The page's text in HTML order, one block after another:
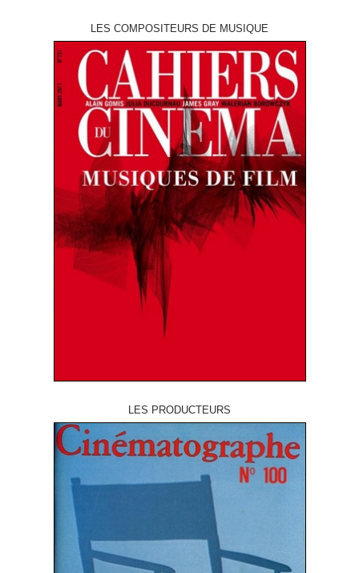
LES COMPOSITEURS DE MUSIQUE
LES PRODUCTEURS